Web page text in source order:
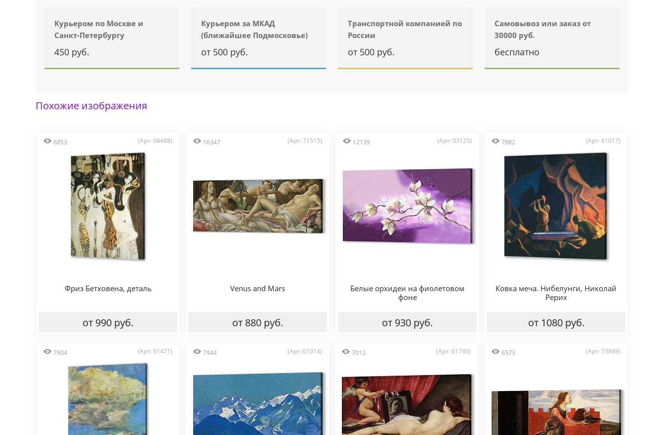
Курьером по Москве и
Санкт-Петербургу
450 руб.
Курьером за МКАД
(ближайшее Подмосковье)
от 500 руб.
Транспортной компанией по
России
от 500 руб.
Самовывоз или заказ от
30000 руб.
бесплатно
Похожие изображения
6853 (Арт: 68488)
Фриз Бетховена, деталь
от 990 руб.
16347 (Арт: 71515)
Venus and Mars
от 880 руб.
12139 (Арт: 03125)
Белые орхидеи на фиолетовом
фоне
от 930 руб.
7882 (Арт: 61017)
Ковка меча. Нибелунги, Николай
Рерих
от 1080 руб.
7904 (Арт: 61471) 7944 (Арт: 61014) 7012 (Арт: 61740) 6573 (Арт: 73849)